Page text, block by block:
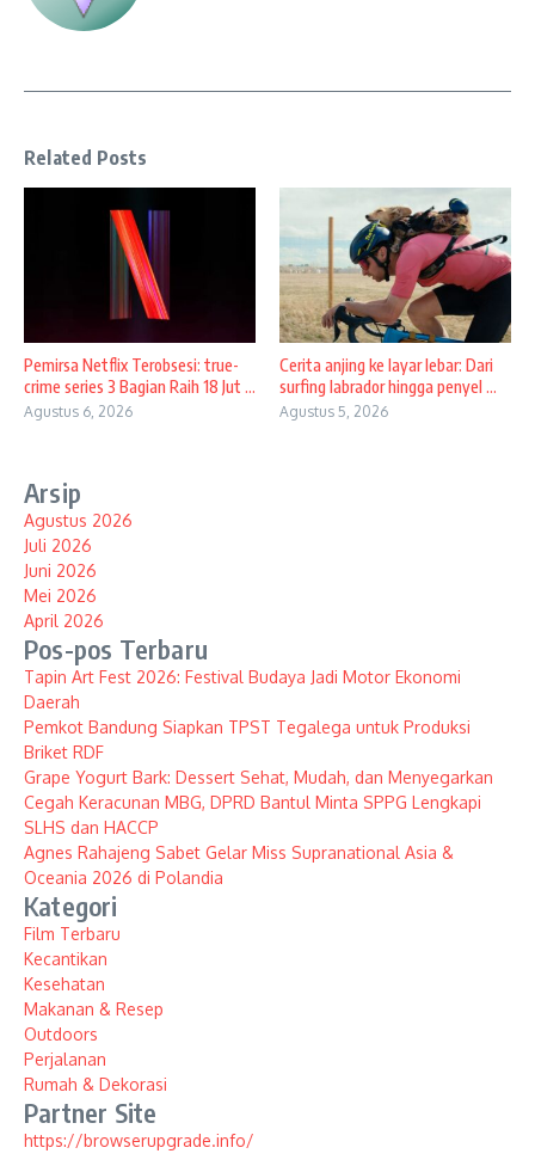
Related Posts
Pemirsa Netflix Terobsesi: true-
crime series 3 Bagian Raih 18 Jut ...
Agustus 6, 2026
Cerita anjing ke layar lebar: Dari
surfing labrador hingga penyel ...
Agustus 5, 2026
Arsip
Agustus 2026
Juli 2026
Juni 2026
Mei 2026
April 2026
Pos-pos Terbaru
Tapin Art Fest 2026: Festival Budaya Jadi Motor Ekonomi
Daerah
Pemkot Bandung Siapkan TPST Tegalega untuk Produksi
Briket RDF
Grape Yogurt Bark: Dessert Sehat, Mudah, dan Menyegarkan
Cegah Keracunan MBG, DPRD Bantul Minta SPPG Lengkapi
SLHS dan HACCP
Agnes Rahajeng Sabet Gelar Miss Supranational Asia &
Oceania 2026 di Polandia
Kategori
Film Terbaru
Kecantikan
Kesehatan
Makanan & Resep
Outdoors
Perjalanan
Rumah & Dekorasi
Partner Site
https://browserupgrade.info/